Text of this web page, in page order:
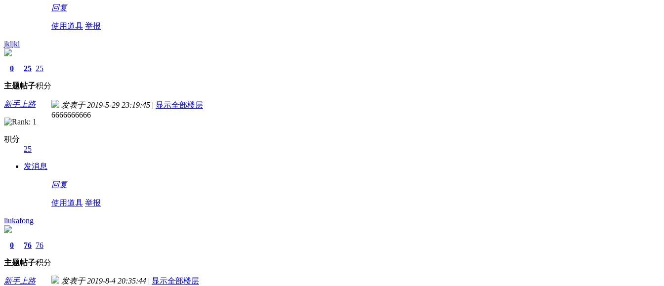
回复
使用道具 举报
jkljkl
0
主题
25
帖子
25
积分
新手上路
积分
25
发消息
发表于 2019-5-29 23:19:45 | 显示全部楼层
6666666666
回复
使用道具 举报
liukafong
0
主题
76
帖子
76
积分
新手上路 发表于 2019-8-4 20:35:44 | 显示全部楼层